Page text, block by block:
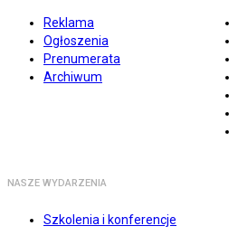
Reklama
Ogłoszenia
Prenumerata
Archiwum
NASZE WYDARZENIA
Szkolenia i konferencje